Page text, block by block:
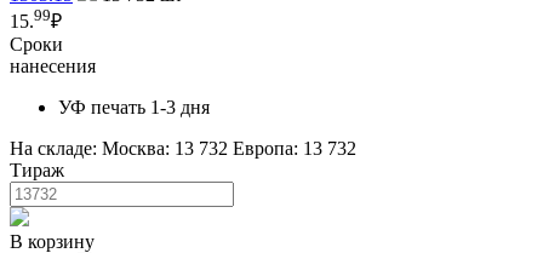
15.99₽
Сроки
нанесения
УФ печать 1-3 дня
На складе: Москва: 13 732 Европа: 13 732
Тираж
В корзину